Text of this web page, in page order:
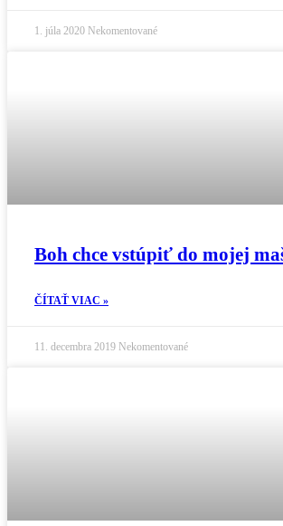
1. júla 2020 Nekomentované
Boh chce vstúpiť do mojej
ČÍTAŤ VIAC »
11. decembra 2019 Nekomentované